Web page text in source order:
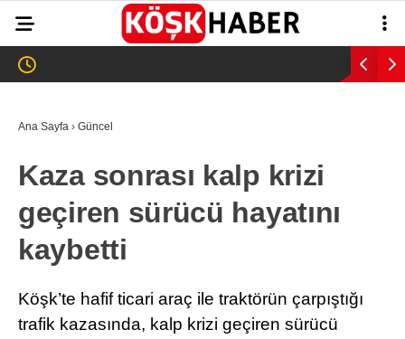
WhatsApp İhbar
Hattı
26.1°
ASAYİŞ
EĞİTİM
SAĞLIK
EKONOMİ
SPOR
Ana Sayfa › Güncel
Kaza sonrası kalp krizi
geçiren sürücü hayatını
kaybetti
Köşk’te hafif ticari araç ile traktörün çarpıştığı
trafik kazasında, kalp krizi geçiren sürücü